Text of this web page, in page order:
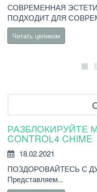
СОВРЕМЕННАЯ
ПОДХОДИТ ДЛЯ
Читать целиком
РАЗБЛОКИРУЙТЕ
CONTROL4 CHIME
18.02.2021
ПОЗДОРОВАЙТЕСЬ С
Представляем...